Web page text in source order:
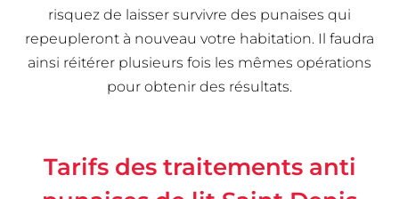
risquez de laisser survivre des punaises qui
repeupleront à nouveau votre habitation. Il faudra
ainsi réitérer plusieurs fois les mêmes opérations
pour obtenir des résultats.
Tarifs des traitements anti